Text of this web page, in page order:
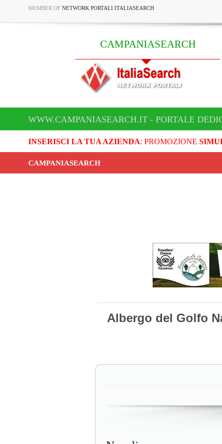
MEMBER OF NETWORK PORTALI ITALIASEARCH
CAMPANIASEARCH
WWW.CAMPANIASEARCH.IT - PORTALE
INSERISCI LA TUA AZIENDA: PROMOZIONE
CAMPANIASEARCH
Albergo del Golfo